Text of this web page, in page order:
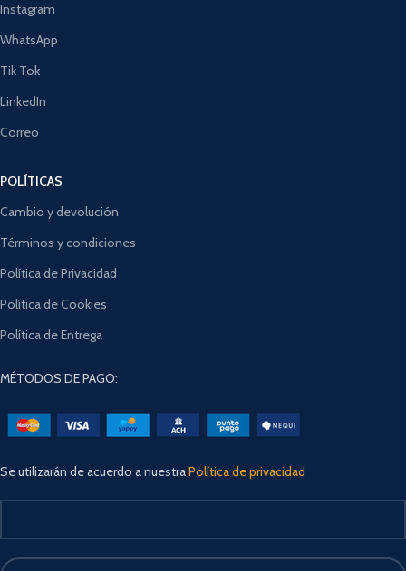
Instagram
WhatsApp
Tik Tok
LinkedIn
Correo
POLÍTICAS
Cambio y devolución
Términos y condiciones
Política de Privacidad
Política de Cookies
Política de Entrega
MÉTODOS DE PAGO:
Se utilizarán de acuerdo a nuestraPolítica de privacidad